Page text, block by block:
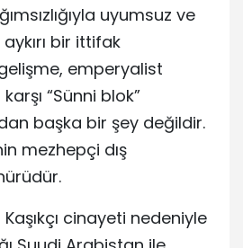
uyumsuz ve
aykırı bir ittifak
emperyalist
karşı “Sünni blok”
başka bir şey değildir.
mezhepçi dış
cinayeti nedeniyle